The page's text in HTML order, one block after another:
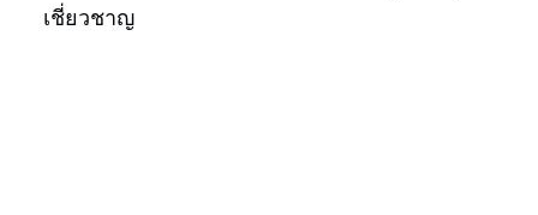
เชี่ยวชาญ